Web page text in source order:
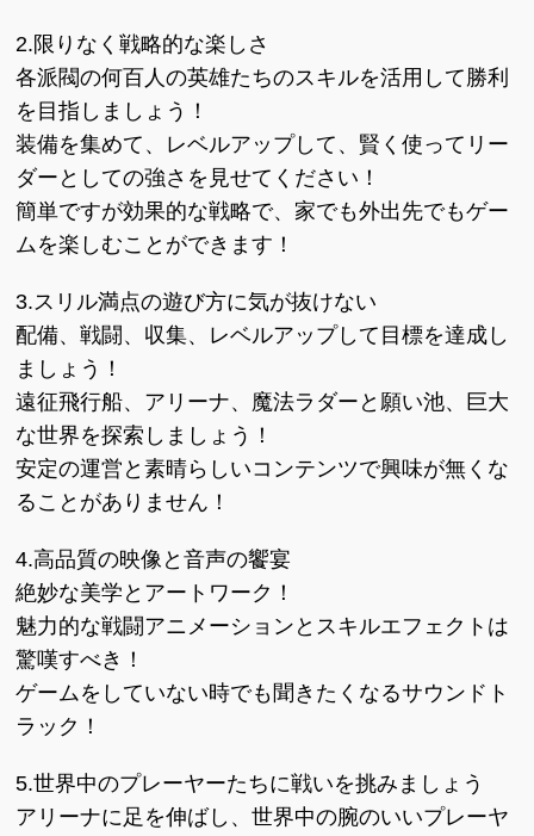
2.限りなく戦略的な楽しさ
各派閥の何百人の英雄たちのスキルを活用して勝利
を目指しましょう！
装備を集めて、レベルアップして、賢く使ってリー
ダーとしての強さを見せてください！
簡単ですが効果的な戦略で、家でも外出先でもゲー
ムを楽しむことができます！
3.スリル満点の遊び方に気が抜けない
配備、戦闘、収集、レベルアップして目標を達成し
ましょう！
遠征飛行船、アリーナ、魔法ラダーと願い池、巨大
な世界を探索しましょう！
安定の運営と素晴らしいコンテンツで興味が無くな
ることがありません！
4.高品質の映像と音声の饗宴
絶妙な美学とアートワーク！
魅力的な戦闘アニメーションとスキルエフェクトは
驚嘆すべき！
ゲームをしていない時でも聞きたくなるサウンドト
ラック！
5.世界中のプレーヤーたちに戦いを挑みましょう
アリーナに足を伸ばし、世界中の腕のいいプレーヤ